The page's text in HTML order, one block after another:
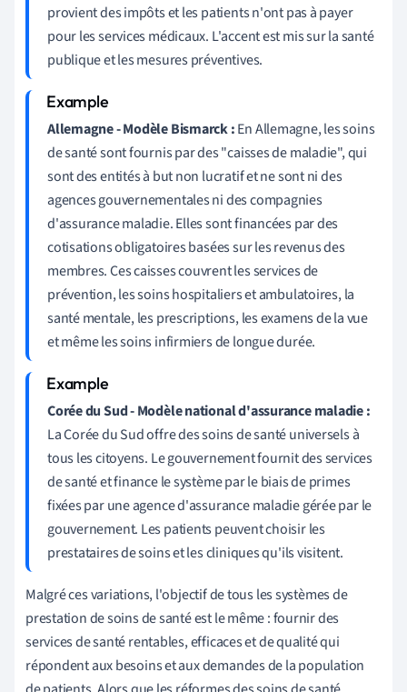
provient des impôts et les patients n'ont pas à payer
pour les services médicaux. L'accent est mis sur la santé
publique et les mesures préventives.
Allemagne - Modèle Bismarck :En Allemagne, les soins
de santé sont fournis par des "caisses de maladie", qui
sont des entités à but non lucratif et ne sont ni des
agences gouvernementales ni des compagnies
d'assurance maladie. Elles sont financées par des
cotisations obligatoires basées sur les revenus des
membres. Ces caisses couvrent les services de
prévention, les soins hospitaliers et ambulatoires, la
santé mentale, les prescriptions, les examens de la vue
et même les soins infirmiers de longue durée.
Corée du Sud - Modèle national d'assurance maladie :
La Corée du Sud offre des soins de santé universels à
tous les citoyens. Le gouvernement fournit des services
de santé et finance le système par le biais de primes
fixées par une agence d'assurance maladie gérée par le
gouvernement. Les patients peuvent choisir les
prestataires de soins et les cliniques qu'ils visitent.
Malgré ces variations, l'objectif de tous les systèmes de
prestation de soins de santé est le même : fournir des
services de santé rentables, efficaces et de qualité qui
répondent aux besoins et aux demandes de la population